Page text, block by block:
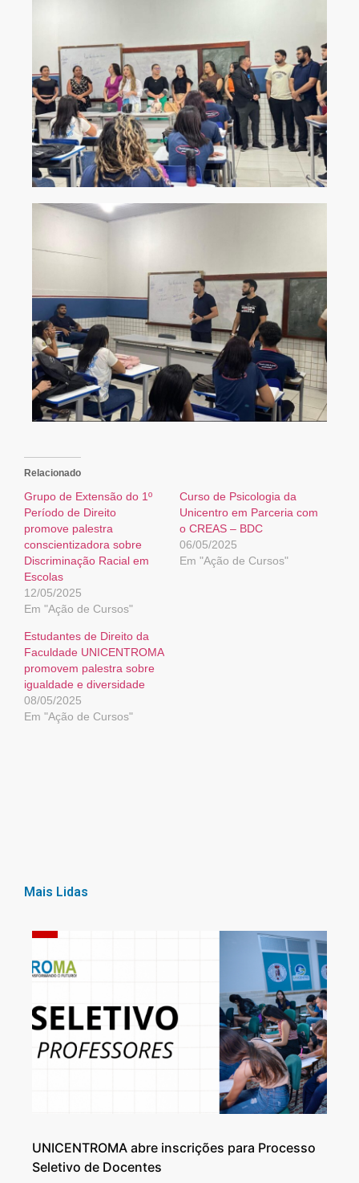
Relacionado
Grupo de Extensão do 1º
Período de Direito
promove palestra
conscientizadora sobre
Discriminação Racial em
Escolas
12/05/2025
Em "Ação de Cursos"
Curso de Psicologia da
Unicentro em Parceria com
o CREAS – BDC
06/05/2025
Em "Ação de Cursos"
Estudantes de Direito da
Faculdade UNICENTROMA
promovem palestra sobre
igualdade e diversidade
08/05/2025
Em "Ação de Cursos"
Mais Lidas
UNICENTROMA abre inscrições para Processo
Seletivo de Docentes